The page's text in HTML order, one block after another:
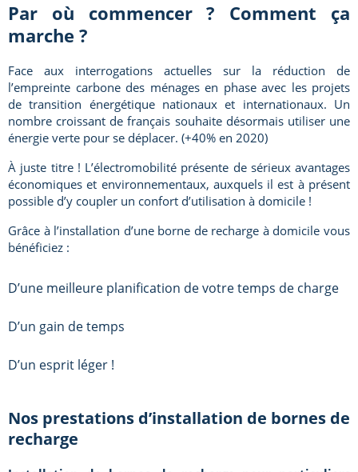
Par où commencer ? Comment ça
marche ?
Face aux interrogations actuelles sur la réduction de
l’empreinte carbone des ménages en phase avec les projets
de transition énergétique nationaux et internationaux. Un
nombre croissant de français souhaite désormais utiliser une
énergie verte pour se déplacer. (+40% en 2020)
À juste titre ! L’électromobilité présente de sérieux avantages
économiques et environnementaux, auxquels il est à présent
possible d’y coupler un confort d’utilisation à domicile !
Grâce à l’installation d’une borne de recharge à domicile vous
bénéficiez :
D’une meilleure planification de votre temps de charge
D’un gain de temps
D’un esprit léger !
Nos prestations d’installation de bornes de
recharge